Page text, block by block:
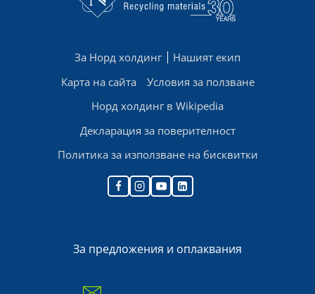
За Норд холдинг
Нашият екип
Карта на сайта
Условия за ползване
Норд холдинг в Wikipedia
Декларация за поверителност
Политика за използване на бисквитки
За предложения и оплаквания